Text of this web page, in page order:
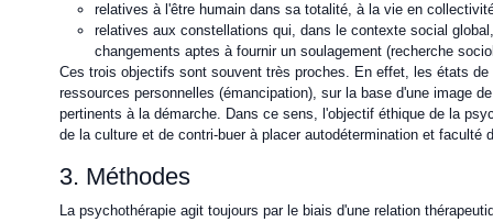
relatives à l'être humain dans sa totalité, à la vie en
relatives aux constellations qui, dans le contexte social
changements aptes à fournir un soulagement (recherche
Ces trois objectifs sont souvent très proches. En effet, les états
ressources personnelles (émancipation), sur la base d'une image
pertinents à la démarche. Dans ce sens, l'objectif éthique de la
de la culture et de contri-buer à placer autodétermination et faculté
3. Méthodes
La psychothérapie agit toujours par le biais d'une relation